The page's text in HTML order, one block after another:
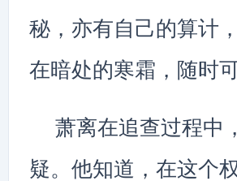
秘，亦有自己的算计
在暗处的寒霜，随时
萧离在追查过程中
疑。他知道，在这个